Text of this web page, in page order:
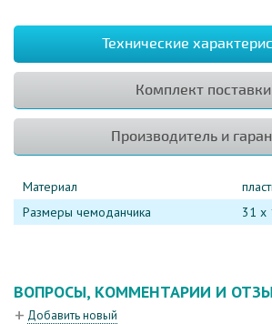
Технические
Комплект поставки
Производитель и
Материал
Размеры чемоданчика
31 х
ВОПРОСЫ, КОММЕНТАРИИ И
Добавить новый